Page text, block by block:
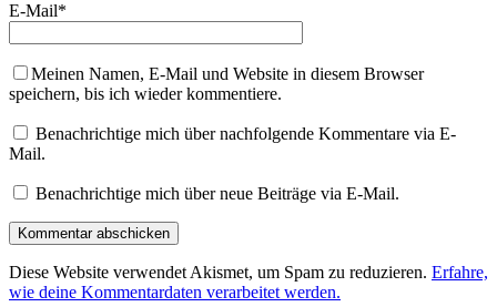
E-Mail*
Meinen Namen, E-Mail und Website in diesem Browser
speichern, bis ich wieder kommentiere.
Benachrichtige mich über nachfolgende Kommentare via E-
Mail.
Benachrichtige mich über neue Beiträge via E-Mail.
Diese Website verwendet Akismet, um Spam zu reduzieren. Erfahre,
wie deine Kommentardaten verarbeitet werden.